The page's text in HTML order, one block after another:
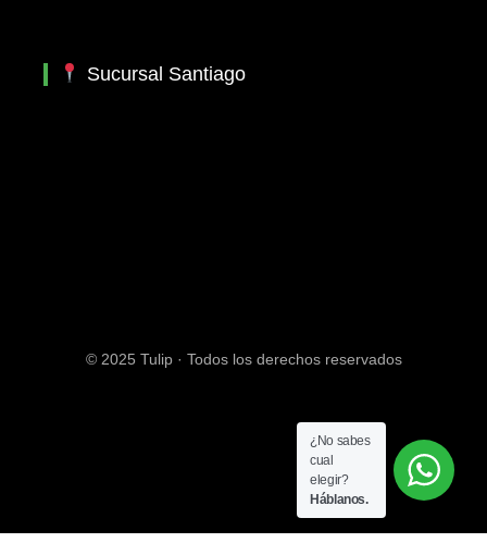
Sucursal Santiago
© 2025 Tulip · Todos los derechos reservados
¿No sabes
cual
elegir?
Háblanos.